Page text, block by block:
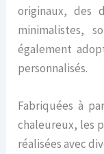
originaux, des
minimalistes,
également
personnalisés.
Fabriquées à
chaleureux, les
réalisées avec